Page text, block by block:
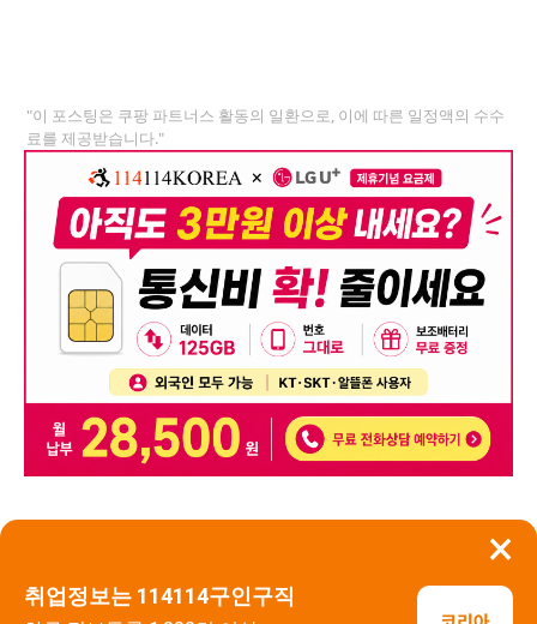
×
취업정보는 114114구인구직
"이 포스팅은 쿠팡 파트너스 활동의 일환으로, 이에 따른 일정액의 수수
료를 제공받습니다."